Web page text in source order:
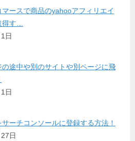
ースで商品のyahooアフィリエイ
得す…
日
の途中や別のサイトや別ページに飛
日
ーチコンソールに登録する方法！
日